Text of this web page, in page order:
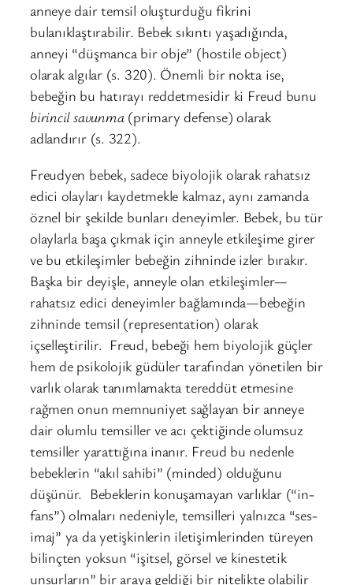
anneye dair temsil oluşturduğu fikrini
bulanıklaştırabilir. Bebek sıkıntı yaşadığında,
anneyi “düşmanca bir obje” (hostile object)
olarak algılar (s. 320). Önemli bir nokta ise,
bebeğin bu hatırayı reddetmesidir ki Freud bunu
birincil savunma(primary defense) olarak
adlandırır (s. 322).
Freudyen bebek, sadece biyolojik olarak rahatsız
edici olayları kaydetmekle kalmaz, aynı zamanda
öznel bir şekilde bunları deneyimler. Bebek, bu tür
olaylarla başa çıkmak için anneyle etkileşime girer
ve bu etkileşimler bebeğin zihninde izler bırakır.
Başka bir deyişle, anneyle olan etkileşimler—
rahatsız edici deneyimler bağlamında—bebeğin
zihninde temsil (representation) olarak
içselleştirilir. Freud, bebeği hem biyolojik güçler
hem de psikolojik güdüler tarafından yönetilen bir
varlık olarak tanımlamakta tereddüt etmesine
rağmen onun memnuniyet sağlayan bir anneye
dair olumlu temsiller ve acı çektiğinde olumsuz
temsiller yarattığına inanır. Freud bu nedenle
bebeklerin “akıl sahibi” (minded) olduğunu
düşünür. Bebeklerin konuşamayan varlıklar (“in-
fans”) olmaları nedeniyle, temsilleri yalnızca “ses-
imaj” ya da yetişkinlerin iletişimlerinden türeyen
bilinçten yoksun “işitsel, görsel ve kinestetik
unsurların” bir araya geldiği bir nitelikte olabilir